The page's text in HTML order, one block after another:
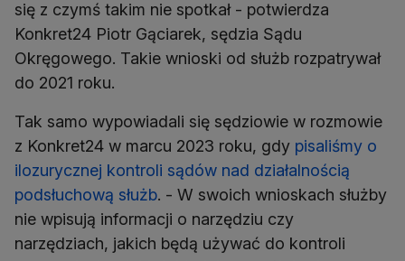
się z czymś takim nie spotkał - potwierdza
Konkret24 Piotr Gąciarek, sędzia Sądu
Okręgowego. Takie wnioski od służb rozpatrywał
do 2021 roku.
Tak samo wypowiadali się sędziowie w rozmowie
z Konkret24 w marcu 2023 roku, gdy pisaliśmy o
ilozurycznej kontroli sądów nad działalnością
podsłuchową służb. - W swoich wnioskach służby
nie wpisują informacji o narzędziu czy
narzędziach, jakich będą używać do kontroli